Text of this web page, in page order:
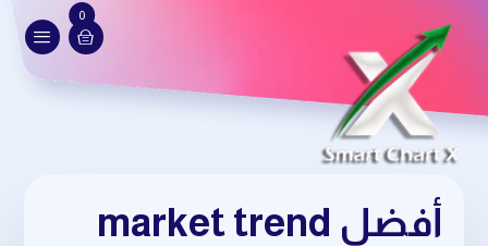
0
أفضل market trend